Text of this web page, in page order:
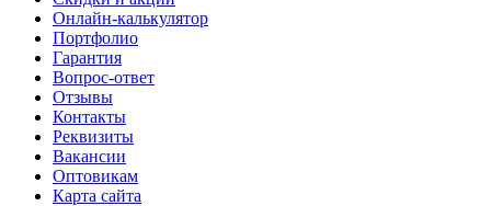
Онлайн-калькулятор
Портфолио
Гарантия
Вопрос-ответ
Отзывы
Контакты
Реквизиты
Вакансии
Оптовикам
Карта сайта